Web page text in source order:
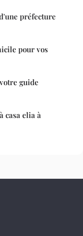
préfecture
pour vos
guide
casa elia à